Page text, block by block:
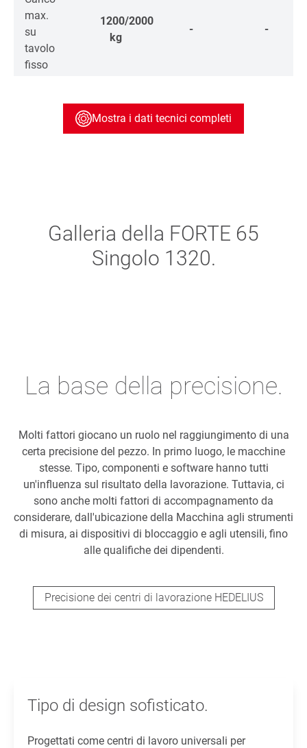
max.
su
tavolo
fisso
1200/2000
kg
- -
Mostra i dati tecnici completi
Galleria della FORTE 65
Singolo 1320.
La base della precisione.
Molti fattori giocano un ruolo nel raggiungimento di una
certa precisione del pezzo. In primo luogo, le macchine
stesse. Tipo, componenti e software hanno tutti
un'influenza sul risultato della lavorazione. Tuttavia, ci
sono anche molti fattori di accompagnamento da
considerare, dall'ubicazione della Macchina agli strumenti
di misura, ai dispositivi di bloccaggio e agli utensili, fino
alle qualifiche dei dipendenti.
Precisione dei centri di lavorazione HEDELIUS
Tipo di design sofisticato.
Progettati come centri di lavoro universali per